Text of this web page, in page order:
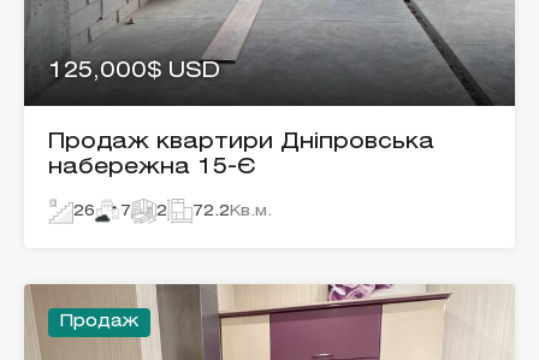
125,000$ USD
Продаж квартири Дніпровська
набережна 15-Є
26 7 2 72.2 Кв.м.
Продаж